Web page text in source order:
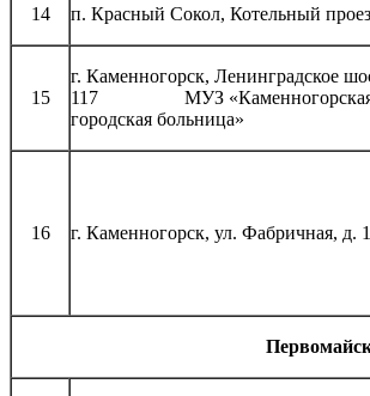
14 п. Красный Сокол, Котельный
15
г. Каменногорск, Ленинградское
117 МУЗ
городская больница»
16 г. Каменногорск, ул. Фабричная, д.